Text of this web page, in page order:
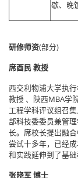
歇、晚
研修师资(部分)
席酉民 教授
西交利物浦大学执
教授 、陕西MBA学
工程学科评议组召
部科技委委员兼管
长。席校长提出融
尝试十多年，已经
和实践延伸到了基
张晓军 博士